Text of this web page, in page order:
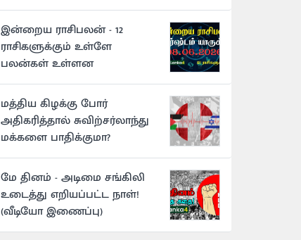
இன்றைய ராசிபலன் - 12
ராசிகளுக்கும் உள்ளே
பலன்கள் உள்ளன
மத்திய கிழக்கு போர்
அதிகரித்தால் சுவிற்சர்லாந்து
மக்களை பாதிக்குமா?
மே தினம் - அடிமை சங்கிலி
உடைத்து எறியப்பட்ட நாள்!
(வீடியோ இணைப்பு)